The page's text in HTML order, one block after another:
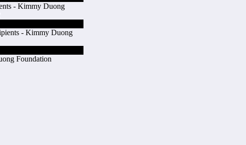
- Kimmy Duong
- Kimmy Duong
Foundation